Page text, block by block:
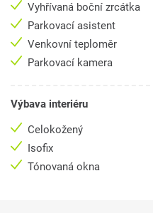
Vyhřívaná boční zrcátka
Parkovací asistent
Venkovní teploměr
Parkovací kamera
Výbava interiéru
Celokožený
Isofix
Tónovaná okna